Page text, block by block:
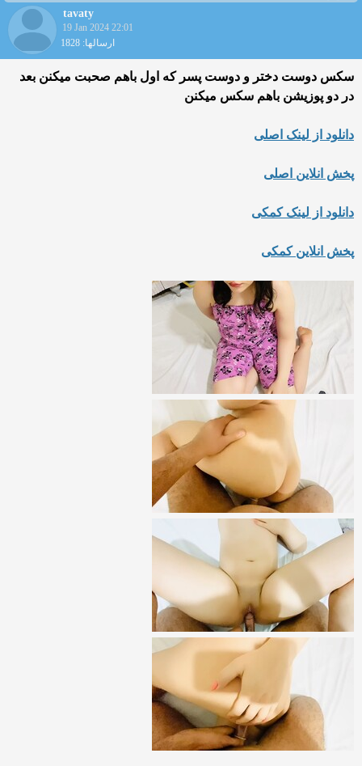
tavaty
19 Jan 2024 22:01
ارسالها: 1828
سکس دوست دختر و دوست پسر که اول باهم صحبت میکنن بعد
در دو پوزیشن باهم سکس میکنن
دانلود از لینک اصلی
پخش انلاین اصلی
دانلود از لینک کمکی
پخش انلاین کمکی